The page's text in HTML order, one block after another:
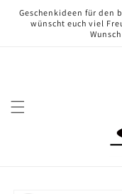
zum
Inhalt
Geschenkideen für den
wünscht euch viel